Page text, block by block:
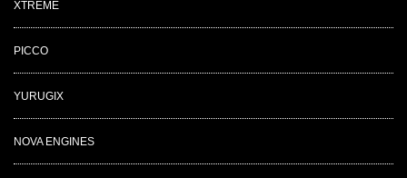
XTREME
PICCO
YURUGIX
NOVA ENGINES